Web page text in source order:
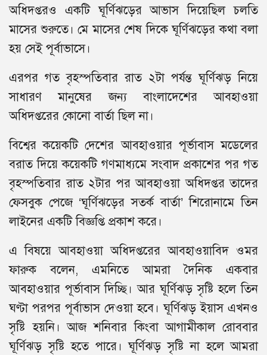
অধিদপ্তরও একটি ঘূর্ণিঝড়ের আভাস দিয়েছিল চলতি
মাসের শুরুতে। মে মাসের শেষ দিকে ঘূর্ণিঝড়ের কথা বলা
হয় সেই পূর্বাভাসে।
এরপর গত বৃহস্পতিবার রাত ২টা পর্যন্ত ঘূর্ণিঝড় নিয়ে
সাধারণ মানুষের জন্য বাংলাদেশের আবহাওয়া
অধিদপ্তরের কোনো বার্তা ছিল না।
বিশ্বের কয়েকটি দেশের আবহাওয়ার পূর্ভাবাস মডেলের
বরাত দিয়ে কয়েকটি গণমাধ্যমে সংবাদ প্রকাশের পর গত
বৃহস্পতিবার রাত ২টার পর আবহাওয়া অধিদপ্তর তাদের
ফেসবুক পেজে ‘ঘূর্ণিঝড়ের সতর্ক বার্তা’ শিরোনামে তিন
লাইনের একটি বিজ্ঞপ্তি প্রকাশ করে।
এ বিষয়ে আবহাওয়া অধিদপ্তরের আবহাওয়াবিদ ওমর
ফারুক বলেন, এমনিতে আমরা দৈনিক একবার
আবহাওয়ার পূর্ভাবাস দিচ্ছি। আর ঘূর্ণিঝড় সৃষ্টি হলে তিন
ঘণ্টা পরপর পূর্বাভাস দেওয়া হবে। ঘূর্ণিঝড় ইয়াস এখনও
সৃষ্টি হয়নি। আজ শনিবার কিংবা আগামীকাল রোববার
ঘূর্ণিঝড় সৃষ্টি হতে পারে। ঘূর্ণিঝড় সৃষ্টি না হলে আমরা